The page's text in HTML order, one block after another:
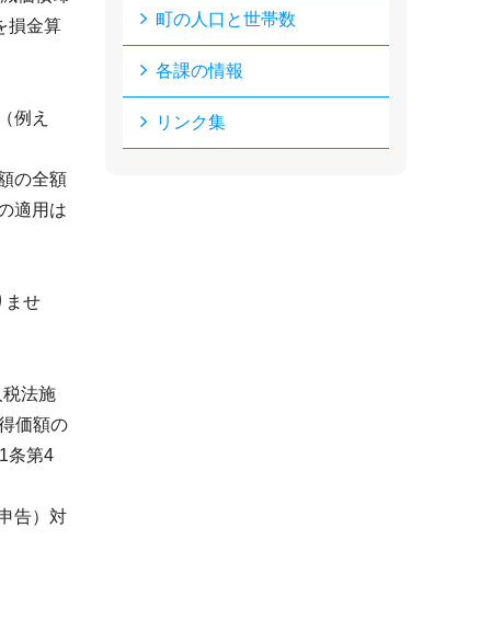
損金算
例え
の全額
適用は
ませ
法施
価額の
条第4
告）対
町の人口と世帯数
各課の情報
リンク集